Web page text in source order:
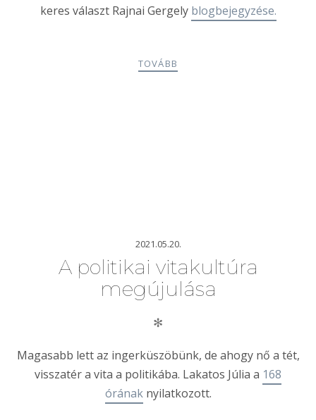
keres választ Rajnai Gergely blogbejegyzése.
TOVÁBB
2021.05.20.
A politikai vitakultúra
megújulása
✻
Magasabb lett az ingerküszöbünk, de ahogy nő a tét,
visszatér a vita a politikába. Lakatos Júlia a 168
óránaknyilatkozott.